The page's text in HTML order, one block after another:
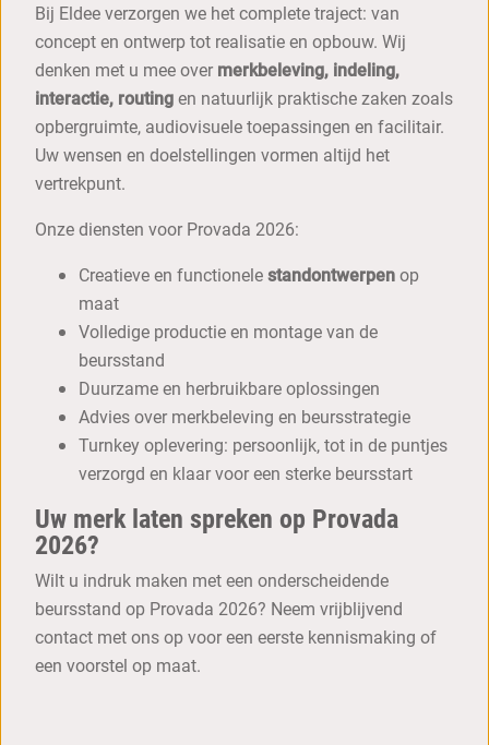
Bij Eldee verzorgen we het complete traject: van
concept en ontwerp tot realisatie en opbouw. Wij
denken met u mee over merkbeleving, indeling,
interactie, routingen natuurlijk praktische zaken zoals
opbergruimte, audiovisuele toepassingen en facilitair.
Uw wensen en doelstellingen vormen altijd het
vertrekpunt.
Onze diensten voor Provada 2026:
Creatieve en functionelestandontwerpenop
maat
Volledige productie en montage van de
beursstand
Duurzame en herbruikbare oplossingen
Advies over merkbeleving en beursstrategie
Turnkey oplevering: persoonlijk, tot in de puntjes
verzorgd en klaar voor een sterke beursstart
Uw merk laten spreken op Provada
2026?
Wilt u indruk maken met een onderscheidende
beursstand op Provada 2026? Neem vrijblijvend
contact met ons op voor een eerste kennismaking of
een voorstel op maat.